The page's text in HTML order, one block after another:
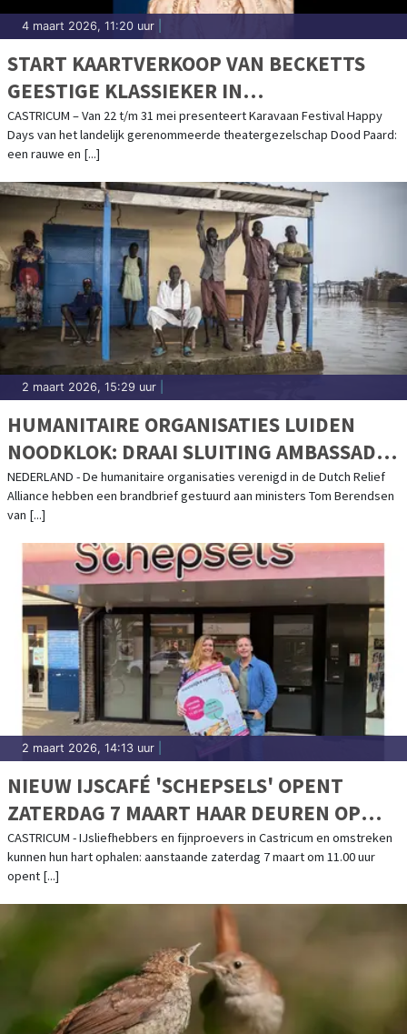
4 maart 2026, 11:20 uur
START KAARTVERKOOP VAN BECKETTS
GEESTIGE KLASSIEKER IN
ZANDAFGRAVING DE ZANDERIJ
CASTRICUM – Van 22 t/m 31 mei presenteert Karavaan Festival Happy
Days van het landelijk gerenommeerde theatergezelschap Dood Paard:
een rauwe en [...]
2 maart 2026, 15:29 uur
HUMANITAIRE ORGANISATIES LUIDEN
NOODKLOK: DRAAI SLUITING AMBASSADE
ZUID-SOEDAN TERUG
NEDERLAND - De humanitaire organisaties verenigd in de Dutch Relief
Alliance hebben een brandbrief gestuurd aan ministers Tom Berendsen
van [...]
2 maart 2026, 14:13 uur
NIEUW IJSCAFÉ 'SCHEPSELS' OPENT
ZATERDAG 7 MAART HAAR DEUREN OP
VERTROUWDE IJS LOCATIE IN CASTRICUM
CASTRICUM - IJsliefhebbers en fijnproevers in Castricum en omstreken
kunnen hun hart ophalen: aanstaande zaterdag 7 maart om 11.00 uur
opent [...]